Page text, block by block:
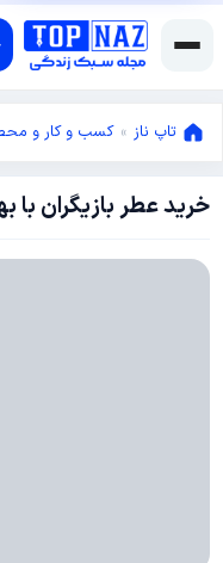
تاپ ناز » کسب و کار و
خرید عطر بازیگران با
آوریل
2022